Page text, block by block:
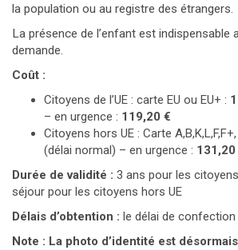
la population ou au registre des étrangers.
La présence de l’enfant est indispensable
demande.
Coût :
Citoyens de l’UE : carte EU ou EU+ :
– en urgence : 119,20 €
Citoyens hors UE : Carte
(délai normal) – en urgence : 131,20
Durée de validité : 3 ans pour les
séjour pour les citoyens hors UE
Délais d’obtention : le délai de
Note : La photo d’identité est